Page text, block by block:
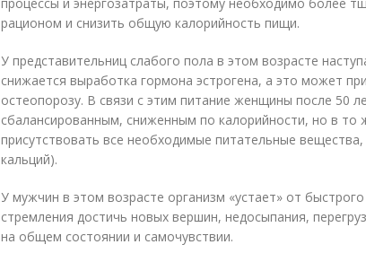
рационом и снизить общую калорийность пищи.
У представительниц слабого пола в этом возрасте
снижается выработка гормона эстрогена, а это может
остеопорозу. В связи с этим питание женщины после 50
сбалансированным, сниженным по калорийности, но в
присутствовать все необходимые питательные
кальций).
У мужчин в этом возрасте организм «устает» от
стремления достичь новых вершин, недосыпания,
на общем состоянии и самочувствии.